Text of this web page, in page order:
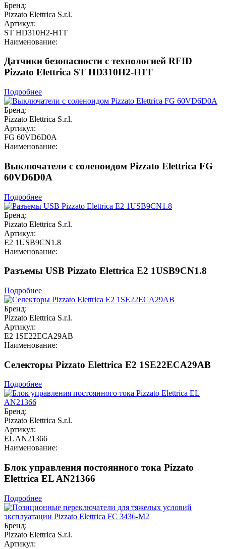
Бренд:
Pizzato Elettrica S.r.l.
Артикул:
ST HD310H2-H1T
Наименование:
Датчики безопасности с технологией RFID
Pizzato Elettrica ST HD310H2-H1T
Подробнее
Бренд:
Pizzato Elettrica S.r.l.
Артикул:
FG 60VD6D0A
Наименование:
Выключатели с соленоидом Pizzato Elettrica FG
60VD6D0A
Подробнее
Бренд:
Pizzato Elettrica S.r.l.
Артикул:
E2 1USB9CN1.8
Наименование:
Разъемы USB Pizzato Elettrica E2 1USB9CN1.8
Подробнее
Бренд:
Pizzato Elettrica S.r.l.
Артикул:
E2 1SE22ECA29AB
Наименование:
Селекторы Pizzato Elettrica E2 1SE22ECA29AB
Подробнее
Бренд:
Pizzato Elettrica S.r.l.
Артикул:
EL AN21366
Наименование:
Блок управления постоянного тока Pizzato
Elettrica EL AN21366
Подробнее
Бренд:
Pizzato Elettrica S.r.l.
Артикул: